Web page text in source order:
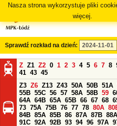
Nasza strona wykorzystuje pliki
więcej.
Sprawdź rozkład na dzień:
Z Z1 Z2 0 1 2 3 4 5 6 7 8
41 43 45
Z3 Z6 Z13 Z43 50A 50B 51A
55B 55C 56 57 58A 58B 59
64A 64B 65A 65B 66 67 68
73 75A 75B 76 77 78 80A
84B 85A 85B 86 87A 87B 88A
91C 92A 92B 93 94 96 97A